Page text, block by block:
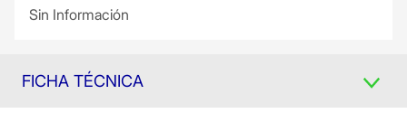
Sin Información
FICHA TÉCNICA